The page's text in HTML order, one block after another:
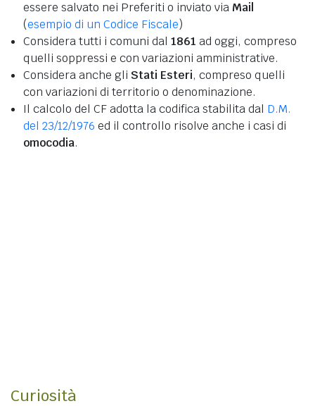
essere salvato nei Preferiti o inviato via Mail
(esempio di un Codice Fiscale)
Considera tutti i comuni dal 1861 ad oggi, compreso
quelli soppressi e con variazioni amministrative.
Considera anche gli Stati Esteri, compreso quelli
con variazioni di territorio o denominazione.
Il calcolo del CF adotta la codifica stabilita dal D.M.
del 23/12/1976 ed il controllo risolve anche i casi di
omocodia.
Curiosità